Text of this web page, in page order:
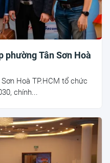
phường Tân Sơn Hoà
Hoà TP.HCM tổ chức
chính...